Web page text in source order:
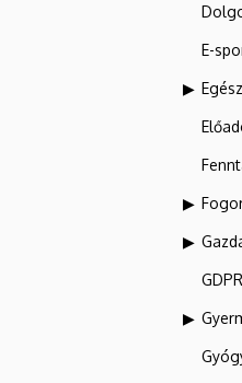
E-